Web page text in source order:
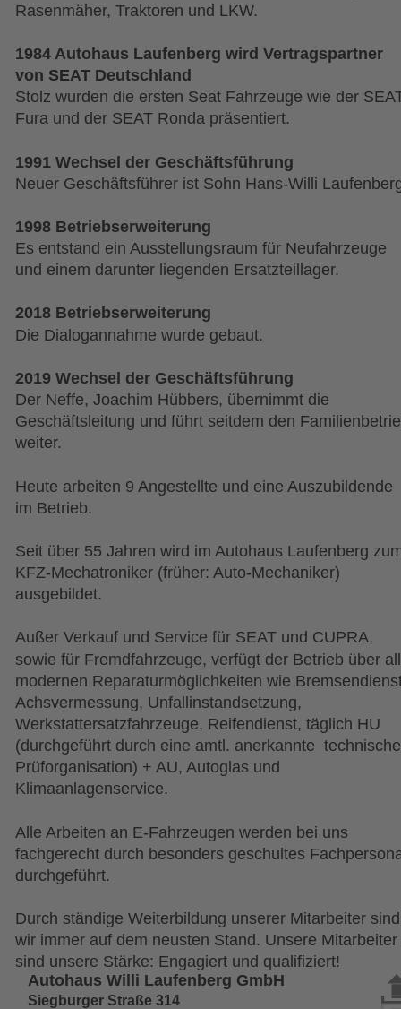
Rasenmäher, Traktoren und LKW.
1984 Autohaus Laufenberg wird Vertragspartner
von SEAT Deutschland
Stolz wurden die ersten Seat Fahrzeuge wie der
Fura und der SEAT Ronda präsentiert.
1991 Wechsel der Geschäftsführung
Neuer Geschäftsführer ist Sohn Hans-Willi
1998 Betriebserweiterung
Es entstand ein Ausstellungsraum für Neufahrzeuge
und einem darunter liegenden Ersatzteillager.
2018 Betriebserweiterung
Die Dialogannahme wurde gebaut.
2019 Wechsel der Geschäftsführung
Der Neffe, Joachim Hübbers, übernimmt die
Geschäftsleitung und führt seitdem den
weiter.
Heute arbeiten 9 Angestellte und eine Auszubildende
im Betrieb.
Seit über 55 Jahren wird im Autohaus Laufenberg
KFZ-Mechatroniker (früher: Auto-Mechaniker)
ausgebildet.
Außer Verkauf und Service für SEAT und CUPRA,
sowie für Fremdfahrzeuge, verfügt der Betrieb über
modernen Reparaturmöglichkeiten wie
Achsvermessung, Unfallinstandsetzung,
Werkstattersatzfahrzeuge, Reifendienst, täglich HU
(durchgeführt durch eine amtl. anerkannte
Prüforganisation) + AU, Autoglas und
Klimaanlagenservice.
Alle Arbeiten an E-Fahrzeugen werden bei uns
fachgerecht durch besonders geschultes
durchgeführt.
Durch ständige Weiterbildung unserer Mitarbeiter
wir immer auf dem neusten Stand. Unsere Mitarbeiter
sind unsere Stärke: Engagiert und qualifiziert!
Autohaus Willi Laufenberg GmbH
Siegburger Straße 314